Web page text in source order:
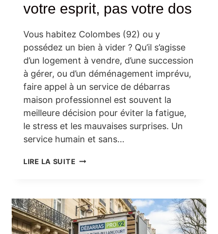
votre esprit, pas votre dos
Vous habitez Colombes (92) ou y
possédez un bien à vider ? Qu’il s’agisse
d’un logement à vendre, d’une succession
à gérer, ou d’un déménagement imprévu,
faire appel à un service de débarras
maison professionnel est souvent la
meilleure décision pour éviter la fatigue,
le stress et les mauvaises surprises. Un
service humain et sans…
LIRE LA SUITE DÉBARRAS
(92)
–
LIBÉREZ
VOTRE